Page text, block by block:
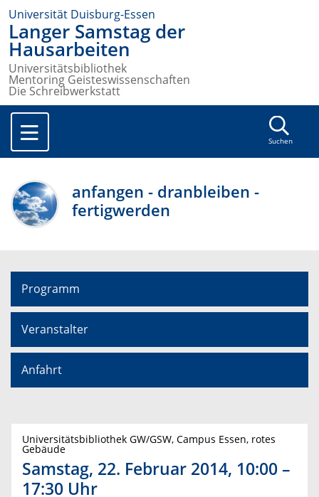
Universität Duisburg-Essen
Langer Samstag der
Hausarbeiten
Universitätsbibliothek
Mentoring Geisteswissenschaften
Die Schreibwerkstatt
Suchen
anfangen - dranbleiben -
fertigwerden
Programm
Veranstalter
Anfahrt
Universitätsbibliothek GW/GSW, Campus Essen, rotes
Gebäude
Samstag, 22. Februar 2014, 10:00 –
17:30 Uhr